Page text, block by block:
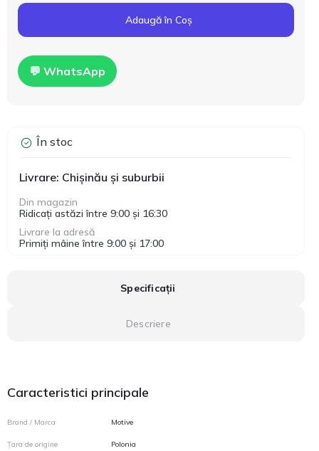
Adaugă în Coș
💬 WhatsApp
În stoc
Livrare: Chișinău și suburbii
Din magazin
Ridicați astăzi între 9:00 și 16:30
Livrare la adresă
Primiți mâine între 9:00 și 17:00
Specificații
Descriere
Caracteristici principale
Brand / Marca Motive
Țara de origine Polonia